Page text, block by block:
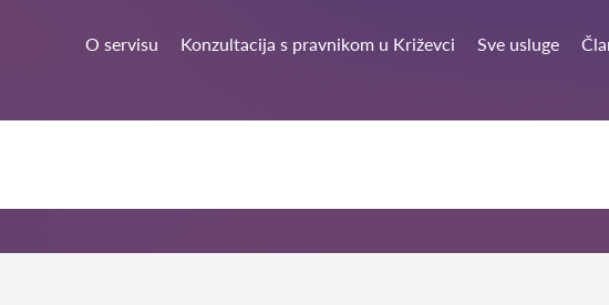
O servisu Konzultacija s pravnikom u Križevci Sve usluge